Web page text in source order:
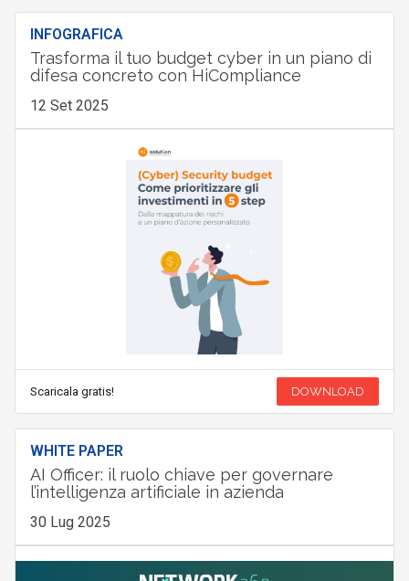
INFOGRAFICA
Trasforma il tuo budget cyber in un piano di
difesa concreto con HiCompliance
12 Set 2025
Scaricala gratis! DOWNLOAD
WHITE PAPER
AI Officer: il ruolo chiave per governare
l’intelligenza artificiale in azienda
30 Lug 2025